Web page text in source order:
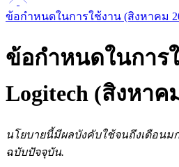
ข้อกำหนดในการใช้งาน (สิงหาคม
ข้อกำหนดในการ
Logitech (สิงหาค
นโยบายนี้มีผลบังคับใช้จนถึงเดือนม
ฉบับปัจจุบัน.